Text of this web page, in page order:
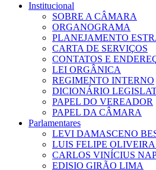
Institucional
SOBRE A CÂMARA
ORGANOGRAMA
PLANEJAMENTO
CARTA DE SERVIÇOS
CONTATOS E
LEI ORGÂNICA
REGIMENTO INTERNO
DICIONÁRIO
PAPEL DO VEREADOR
PAPEL DA CÂMARA
Parlamentares
LEVI DAMASCENO
LUIS FELIPE
CARLOS VINÍCIUS
EDISIO GIRÃO LIMA